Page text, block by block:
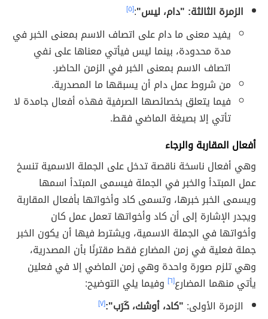
الزمرة الثالثة: "دام، ليس":[٥]
يفيد معنى ما دام على اتصاف الاسم بمعنى الخبر في
مدة محدودة، بينما ليس فيأتي معناها على نفي
اتصاف الاسم بمعنى الخبر في الزمن الحاضر.
من شروط عمل دام أن يسبقها ما المصدرية.
فيما يتعلق بخصائصها الصرفية فهذه أفعال جامدة لا
تأتي إلا بصيغة الماضي فقط.
أفعال المقاربة والرجاء
وهي أفعال ناسخة ناقصة تدخل على الجملة الاسمية تنسخ
عمل المبتدأ والخبر في الجملة فيسمى المبتدأ اسمها
ويسمى الخبر خبرها، وتسمى كاد وأخواتها بأفعال المقاربة
ويجدر الإشارة إلى أن كاد وأخواتها تعمل عمل كان
وأخواتها في الجملة الاسمية، ويشترط فيها أن يكون الخبر
جملة فعلية في زمن المضارع فقط مقترنًا بأن المصدرية،
وهي تلزم صورة واحدة وهي زمن الماضي إلا في فعلين
يأتي منهما المضارع[٦]
وفيما يلي التوضيح:
الزمرة الأولى: "كاد، أوشك، كَرَب":[٧]